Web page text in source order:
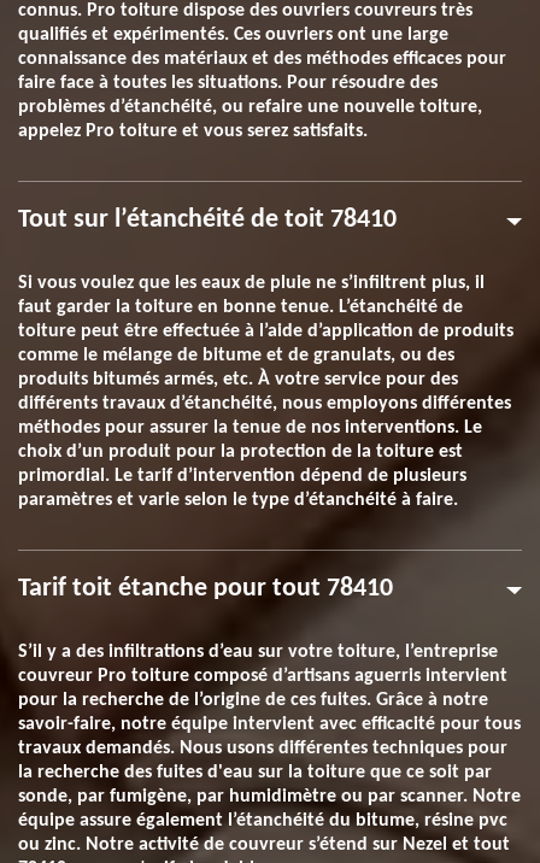
connus. Pro toiture dispose des ouvriers couvreurs très
qualifiés et expérimentés. Ces ouvriers ont une large
connaissance des matériaux et des méthodes efficaces pour
faire face à toutes les situations. Pour résoudre des
problèmes d’étanchéité, ou refaire une nouvelle toiture,
appelez Pro toiture et vous serez satisfaits.
Tout sur l’étanchéité de toit 78410
Si vous voulez que les eaux de pluie ne s’infiltrent plus, il
faut garder la toiture en bonne tenue. L’étanchéité de
toiture peut être effectuée à l’aide d’application de produits
comme le mélange de bitume et de granulats, ou des
produits bitumés armés, etc. À votre service pour des
différents travaux d’étanchéité, nous employons différentes
méthodes pour assurer la tenue de nos interventions. Le
choix d’un produit pour la protection de la toiture est
primordial. Le tarif d’intervention dépend de plusieurs
paramètres et varie selon le type d’étanchéité à faire.
Tarif toit étanche pour tout 78410
S’il y a des infiltrations d’eau sur votre toiture, l’entreprise
couvreur Pro toiture composé d’artisans aguerris intervient
pour la recherche de l’origine de ces fuites. Grâce à notre
savoir-faire, notre équipe intervient avec efficacité pour tous
travaux demandés. Nous usons différentes techniques pour
la recherche des fuites d'eau sur la toiture que ce soit par
sonde, par fumigène, par humidimètre ou par scanner. Notre
équipe assure également l’étanchéité du bitume, résine pvc
ou zinc. Notre activité de couvreur s’étend sur Nezel et tout